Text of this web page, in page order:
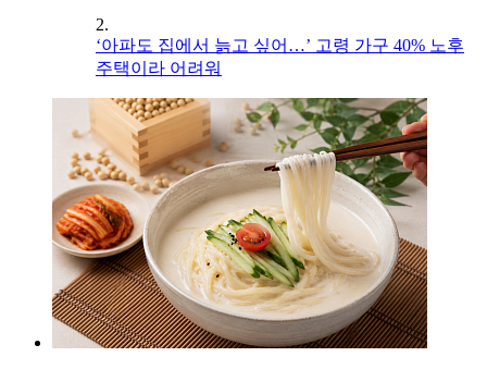
2.
‘아파도 집에서 늙고 싶어…’ 고령 가구 40% 노후
주택이라 어려워